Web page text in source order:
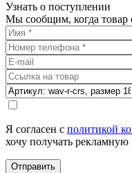
Узнать о поступлении
Мы сообщим, когда товар
Я согласен с политикой
хочу получать рекламную
Отправить